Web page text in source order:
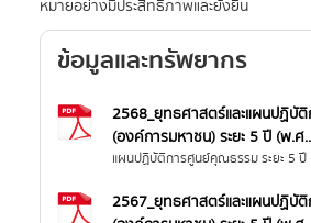
หมายอย่างมีประสิทธิภาพและยั่งยืน
ข้อมูลและทรัพยากร
2568_ยุทธศาสตร์และแผนปฏิบั
(องค์การมหาชน) ระยะ 5 ปี (พ.ศ
2567_ยุทธศาสตร์และแผนปฏิบั